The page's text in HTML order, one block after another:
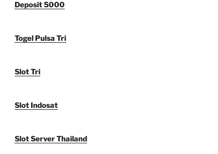
Deposit 5000
Togel Pulsa Tri
Slot Tri
Slot Indosat
Slot Server Thailand